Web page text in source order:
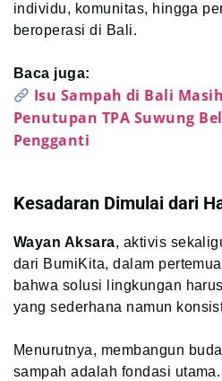
individu, komunitas, hingga
beroperasi di Bali.
Baca juga:
Isu Sampah di Bali
Penutupan TPA Suwung
Pengganti
Kesadaran Dimulai dari
Wayan Aksara, aktivis
dari BumiKita, dalam
bahwa solusi lingkungan
yang sederhana namun
Menurutnya, membangun
sampah adalah fondasi